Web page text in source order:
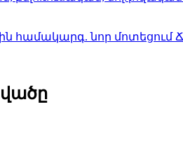
համակարգ. նոր